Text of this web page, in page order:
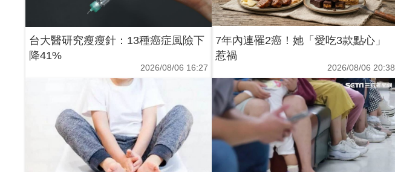
台大醫研究瘦瘦針：13種癌症風險下
降41%
2026/08/06 16:27
7年內連罹2癌！她「愛吃3款點心」
惹禍
2026/08/06 20:38